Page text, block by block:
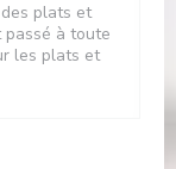
plats et
à toute
les plats et